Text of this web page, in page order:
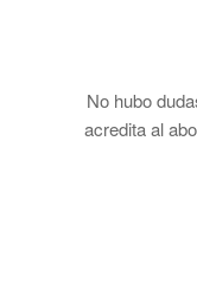
No hubo
acredita al